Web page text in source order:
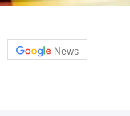
News